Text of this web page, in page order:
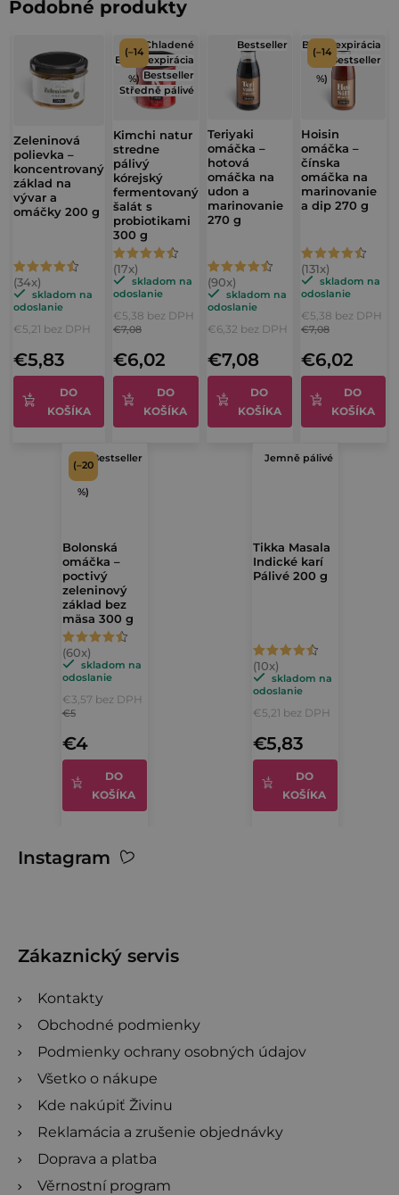
Podobné produkty
Zeleninová
polievka –
koncentrovaný
základ na
vývar a
omáčky 200 g
Priemerné
hodnotenie
4,6
odoslanie
€5,21 bez DPH
€5,83
DO
KOŠÍKA
Chladené
Blízka expirácia
Bestseller
Středně pálivé
Kimchi natur
stredne
pálivý
kórejský
fermentovaný
šalát s
probiotikami
300 g
Priemerné
hodnotenie
je
4,9
z
hviezdičiek.
odoslanie
€5,38 bez DPH
€6,02
€7,08
(–14
%)
DO
KOŠÍKA
Bestseller
Teriyaki
omáčka –
hotová
omáčka na
udon a
marinovanie
270 g
Priemerné
hodnotenie
4,7
odoslanie
€6,32 bez DPH
€7,08
DO
KOŠÍKA
Blízka expirácia
Bestseller
Hoisin
omáčka –
čínska
omáčka na
marinovanie
a dip 270 g
Priemerné
hodnotenie
je
4,7
z
hviezdičiek.
odoslanie
€5,38 bez DPH
€6,02
€7,08
(–14
%)
DO
KOŠÍKA
Bestseller
Bolonská
omáčka –
poctivý
zeleninový
základ bez
mäsa 300 g
Priemerné
hodnotenie
je
4,8
z
hviezdičiek.
odoslanie
€3,57 bez DPH
€4
€5
(–20
%)
DO
KOŠÍKA
Jemně pálivé
Tikka Masala
Indické karí
Pálivé 200 g
Priemerné
hodnotenie
4,9
odoslanie
€5,21 bez DPH
€5,83
DO
KOŠÍKA
Instagram
Zákaznický servis
Kontakty
Obchodné podmienky
Podmienky ochrany osobných údajov
Všetko o nákupe
Kde nakúpiť Živinu
Reklamácia a zrušenie objednávky
Doprava a platba
Věrnostní program